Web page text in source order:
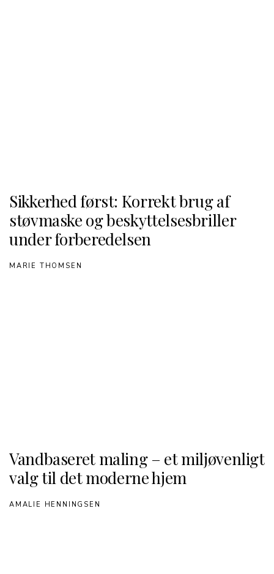
Sikkerhed først: Korrekt brug af
støvmaske og beskyttelsesbriller
under forberedelsen
MARIE THOMSEN
Vandbaseret maling – et miljøvenligt
valg til det moderne hjem
AMALIE HENNINGSEN